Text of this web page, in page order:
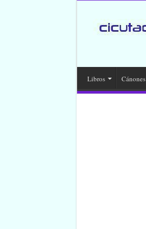
Libros Cánones